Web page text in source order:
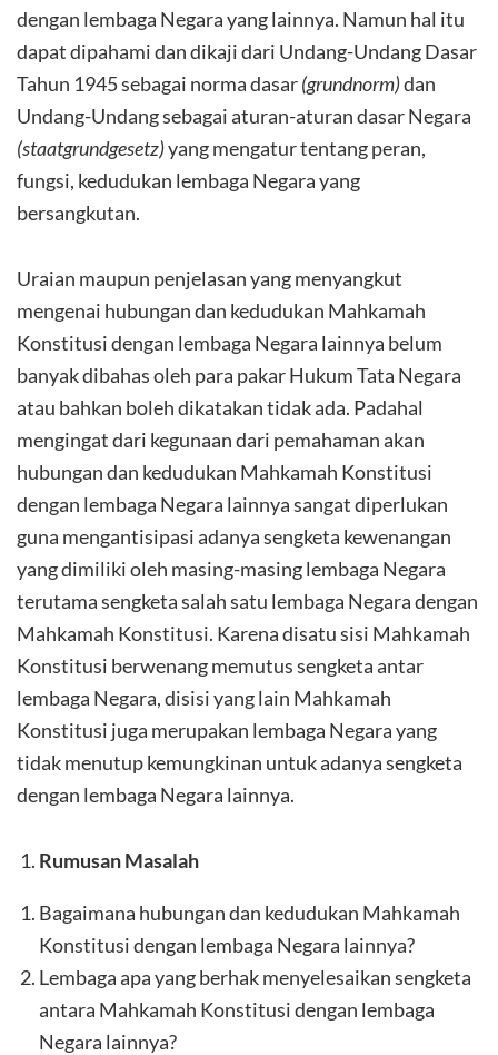
dengan lembaga Negara yang lainnya. Namun hal itu
dapat dipahami dan dikaji dari Undang-Undang Dasar
Tahun 1945 sebagai norma dasar(grundnorm)dan
Undang-Undang sebagai aturan-aturan dasar Negara
(staatgrundgesetz)yang mengatur tentang peran,
fungsi, kedudukan lembaga Negara yang
bersangkutan.
Uraian maupun penjelasan yang menyangkut
mengenai hubungan dan kedudukan Mahkamah
Konstitusi dengan lembaga Negara lainnya belum
banyak dibahas oleh para pakar Hukum Tata Negara
atau bahkan boleh dikatakan tidak ada. Padahal
mengingat dari kegunaan dari pemahaman akan
hubungan dan kedudukan Mahkamah Konstitusi
dengan lembaga Negara lainnya sangat diperlukan
guna mengantisipasi adanya sengketa kewenangan
yang dimiliki oleh masing-masing lembaga Negara
terutama sengketa salah satu lembaga Negara dengan
Mahkamah Konstitusi. Karena disatu sisi Mahkamah
Konstitusi berwenang memutus sengketa antar
lembaga Negara, disisi yang lain Mahkamah
Konstitusi juga merupakan lembaga Negara yang
tidak menutup kemungkinan untuk adanya sengketa
dengan lembaga Negara lainnya.
Rumusan Masalah
Bagaimana hubungan dan kedudukan Mahkamah
Konstitusi dengan lembaga Negara lainnya?
Lembaga apa yang berhak menyelesaikan sengketa
antara Mahkamah Konstitusi dengan lembaga
Negara lainnya?